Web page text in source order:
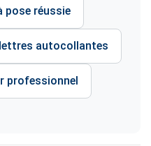
pose réussie
autocollantes
professionnel